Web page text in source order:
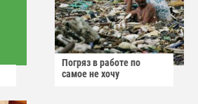
Погряз в работе по
самое не хочу